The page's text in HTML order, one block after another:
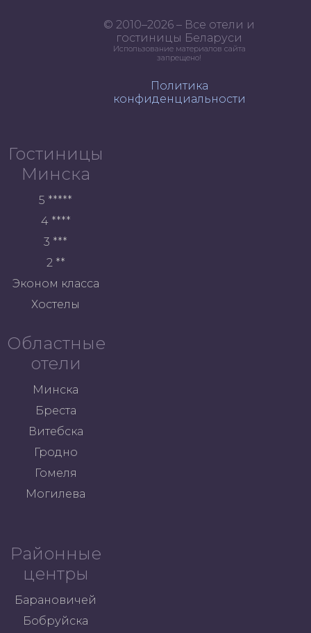
© 2010–2026 – Все отели и
гостиницы Беларуси
Использование материалов сайта
запрещено!
Политика
конфиденциальности
Гостиницы
Минска
5 *****
4 ****
3 ***
2 **
Эконом класса
Хостелы
Областные
отели
Минска
Бреста
Витебска
Гродно
Гомеля
Могилева
Районные
центры
Барановичей
Бобруйска